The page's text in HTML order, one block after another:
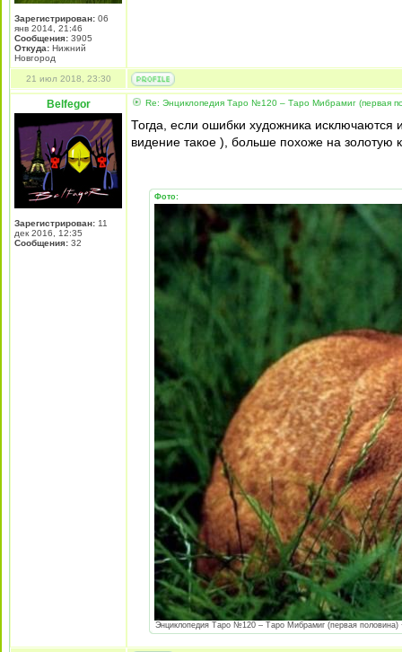
Зарегистрирован: 06
янв 2014, 21:46
Сообщения: 3905
Откуда: Нижний
Новгород
21 июл 2018, 23:30
Belfegor
Зарегистрирован: 11
дек 2016, 12:35
Сообщения: 32
Re: Энциклопедия Таро №120 – Таро Мибрамиг (первая
Тогда, если ошибки художника исключаются
видение такое ), больше похоже на золотую
Фото:
Энциклопедия Таро №120 – Таро Мибрамиг (первая